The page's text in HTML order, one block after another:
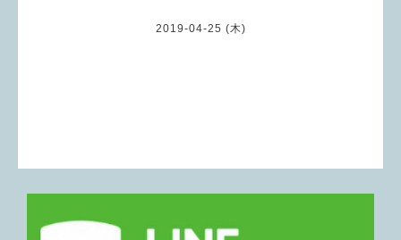
2019-04-25 (木)